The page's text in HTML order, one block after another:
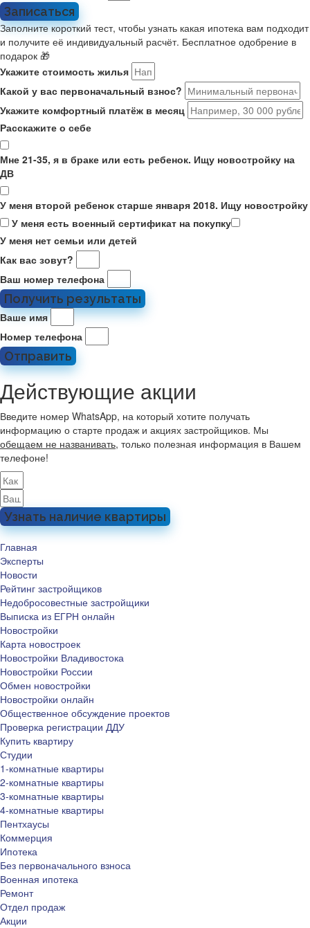
Записаться
Заполните короткий тест, чтобы узнать какая ипотека вам подходит
и получите её индивидуальный расчёт. Бесплатное одобрение в
подарок 🎁
Укажите стоимость жилья
Какой у вас первоначальный взнос?
Укажите комфортный платёж в месяц
Расскажите о себе
Мне 21-35, я в браке или есть ребенок. Ищу новостройку на
ДВ
У меня второй ребенок старше января 2018. Ищу новостройку
У меня есть военный сертификат на покупку
У меня нет семьи или детей
Как вас зовут?
Ваш номер телефона
Получить результаты
Ваше имя
Номер телефона
Отправить
Действующие акции
Введите номер WhatsApp, на который хотите получать
информацию о старте продаж и акциях застройщиков. Мы
обещаем не названивать, только полезная информация в Вашем
телефоне!
Узнать наличие квартиры
Главная
Эксперты
Новости
Рейтинг застройщиков
Недобросовестные застройщики
Выписка из ЕГРН онлайн
Новостройки
Карта новостроек
Новостройки Владивостока
Новостройки России
Обмен новостройки
Новостройки онлайн
Общественное обсуждение проектов
Проверка регистрации ДДУ
Купить квартиру
Студии
1-комнатные квартиры
2-комнатные квартиры
3-комнатные квартиры
4-комнатные квартиры
Пентхаусы
Коммерция
Ипотека
Без первоначального взноса
Военная ипотека
Ремонт
Отдел продаж
Акции